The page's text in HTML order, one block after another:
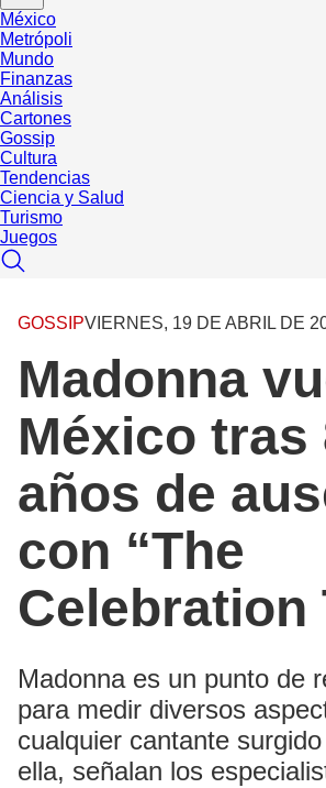
México
Metrópoli
Mundo
Finanzas
Análisis
Cartones
Gossip
Cultura
Tendencias
Ciencia y Salud
Turismo
Juegos
GOSSIPVIERNES, 19 DE ABRIL DE
Madonna
México tras
años de
con “The
Celebration
Madonna es un punto de
para medir diversos
cualquier cantante
ella, señalan los